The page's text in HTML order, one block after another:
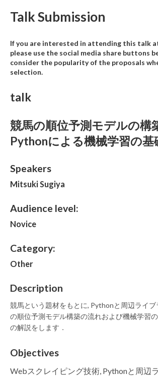
Reports
Talk Submission
If you are interested in attending this talk at
please use the social media share buttons
consider the popularity of the proposals
selection.
talk
競馬の順位予測モデルの構
Pythonによる機械学習の基
Speakers
Mitsuki Sugiya
Audience level:
Novice
Category:
Other
Description
競馬という題材をもとに, Pythonと周辺ライ
の順位予測モデル構築の流れおよび機械学習
の解説をします．
Objectives
Webスクレイピング技術, Pythonと周辺